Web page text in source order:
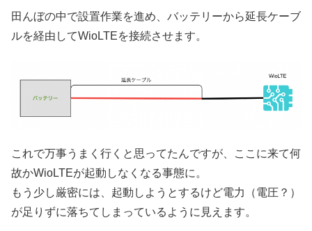
田んぼの中で設置作業を進め、バッテリーから延長ケーブ
ルを経由してWioLTEを接続させます。
これで万事うまく行くと思ってたんですが、ここに来て何
故かWioLTEが起動しなくなる事態に。
もう少し厳密には、起動しようとするけど電力（電圧？）
が足りずに落ちてしまっているように見えます。